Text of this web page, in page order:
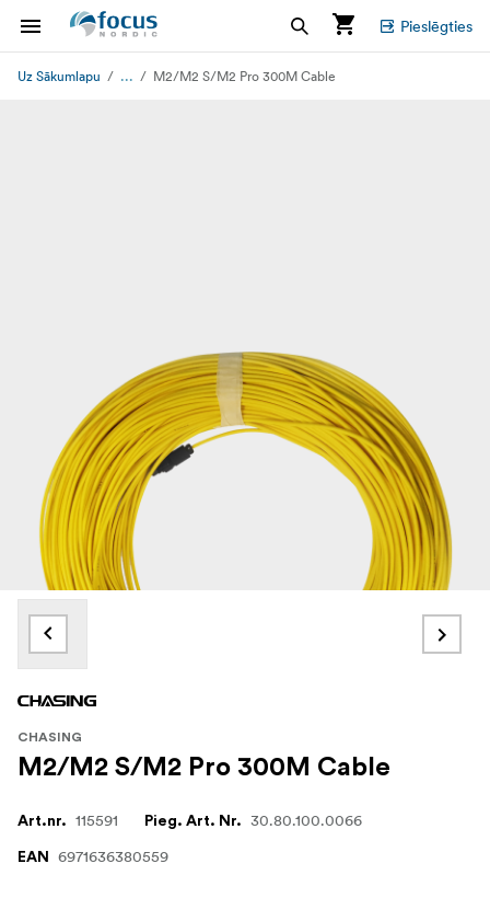
Pieslēgties
Uz Sākumlapu ... M2/M2 S/M2 Pro 300M Cable
CHASING
M2/M2 S/M2 Pro 300M Cable
Art.nr. 115591 Pieg. Art. Nr. 30.80.100.0066
EAN 6971636380559